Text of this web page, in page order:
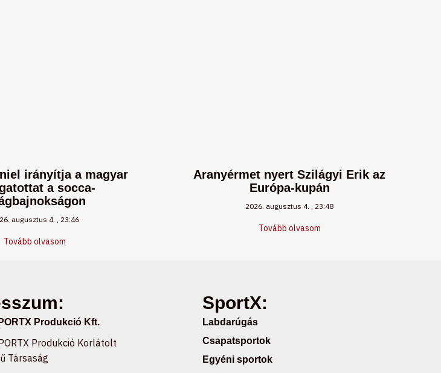
irányítja a magyar
a socca-
augusztus 4. 23:46
Tovább olvasom
Aranyérmet nyert Szilágyi Erik az
Európa-kupán
2026. augusztus 4. 23:48
Tovább olvasom
Produkció Kft.
Produkció Korlátolt
Társaság
SportX:
Labdarúgás
Csapatsportok
Egyéni sportok